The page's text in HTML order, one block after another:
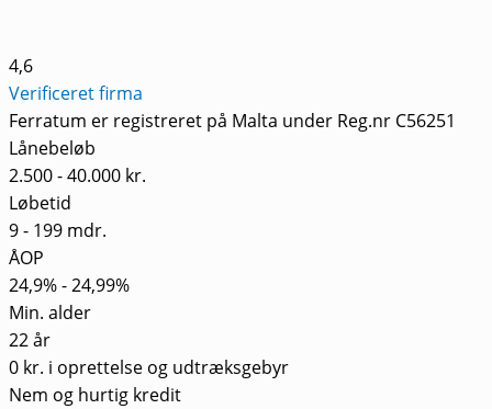
4,6
Verificeret firma
Ferratum er registreret på Malta under Reg.nr C56251
Lånebeløb
2.500 - 40.000 kr.
Løbetid
9 - 199 mdr.
ÅOP
24,9% - 24,99%
Min. alder
22 år
0 kr. i oprettelse og udtræksgebyr
Nem og hurtig kredit